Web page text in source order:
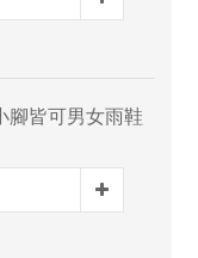
腳皆可男女雨鞋